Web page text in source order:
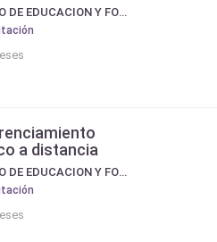
IFYED INSTITUTO DE EDUCACION Y FORMACIÓN A DISTANCIA
a distancia
IFYED INSTITUTO DE EDUCACION Y FORMACIÓN A DISTANCIA